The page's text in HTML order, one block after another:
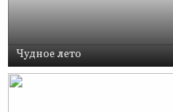
Чудное лето